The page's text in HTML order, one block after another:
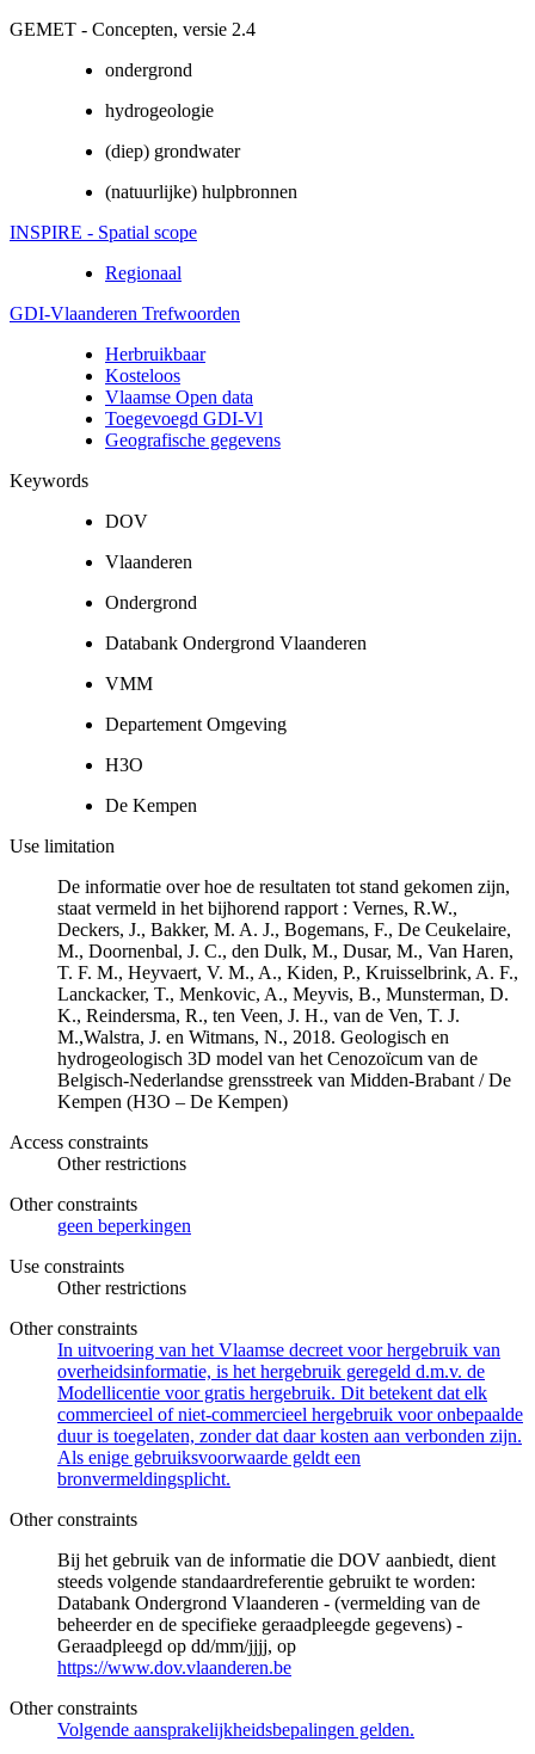
GEMET - Concepten, versie 2.4
ondergrond
hydrogeologie
(diep) grondwater
(natuurlijke) hulpbronnen
INSPIRE - Spatial scope
Regionaal
GDI-Vlaanderen Trefwoorden
Herbruikbaar
Kosteloos
Vlaamse Open data
Toegevoegd GDI-Vl
Geografische gegevens
Keywords
DOV
Vlaanderen
Ondergrond
Databank Ondergrond Vlaanderen
VMM
Departement Omgeving
H3O
De Kempen
Use limitation
De informatie over hoe de resultaten tot stand gekomen zijn,
staat vermeld in het bijhorend rapport : Vernes, R.W.,
Deckers, J., Bakker, M. A. J., Bogemans, F., De Ceukelaire,
M., Doornenbal, J. C., den Dulk, M., Dusar, M., Van Haren,
T. F. M., Heyvaert, V. M., A., Kiden, P., Kruisselbrink, A. F.,
Lanckacker, T., Menkovic, A., Meyvis, B., Munsterman, D.
K., Reindersma, R., ten Veen, J. H., van de Ven, T. J.
M.,Walstra, J. en Witmans, N., 2018. Geologisch en
hydrogeologisch 3D model van het Cenozoïcum van de
Belgisch-Nederlandse grensstreek van Midden-Brabant / De
Kempen (H3O – De Kempen)
Access constraints
Other restrictions
Other constraints
geen beperkingen
Use constraints
Other restrictions
Other constraints
In uitvoering van het Vlaamse decreet voor hergebruik van
overheidsinformatie, is het hergebruik geregeld d.m.v. de
Modellicentie voor gratis hergebruik. Dit betekent dat elk
commercieel of niet-commercieel hergebruik voor onbepaalde
duur is toegelaten, zonder dat daar kosten aan verbonden zijn.
Als enige gebruiksvoorwaarde geldt een
bronvermeldingsplicht.
Other constraints
Bij het gebruik van de informatie die DOV aanbiedt, dient
steeds volgende standaardreferentie gebruikt te worden:
Databank Ondergrond Vlaanderen - (vermelding van de
beheerder en de specifieke geraadpleegde gegevens) -
Geraadpleegd op dd/mm/jjjj, op
https://www.dov.vlaanderen.be
Other constraints
Volgende aansprakelijkheidsbepalingen gelden.